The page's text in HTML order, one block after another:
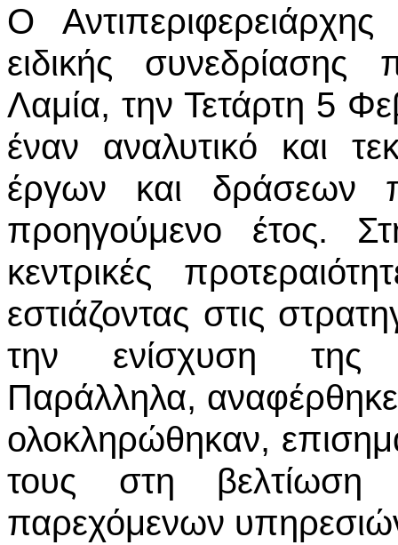
Ο
ειδικής
Λαμία, την Τετάρτη 5
έναν αναλυτικό και
έργων και δράσεων
προηγούμενο έτος.
κεντρικές
εστιάζοντας στις
την ενίσχυση της
Παράλληλα,
ολοκληρώθηκαν,
τους στη
παρεχόμενων